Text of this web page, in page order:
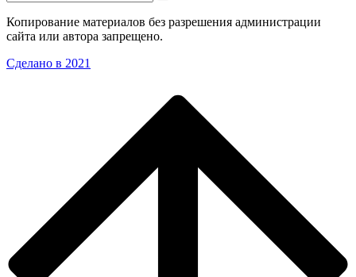
Копирование материалов без разрешения администрации
сайта или автора запрещено.
Сделано в 2021